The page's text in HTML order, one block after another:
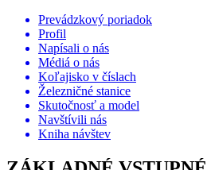
Prevádzkový poriadok
Profil
Napísali o nás
Médiá o nás
Koľajisko v číslach
Železničné stanice
Skutočnosť a model
Navštívili nás
Kniha návštev